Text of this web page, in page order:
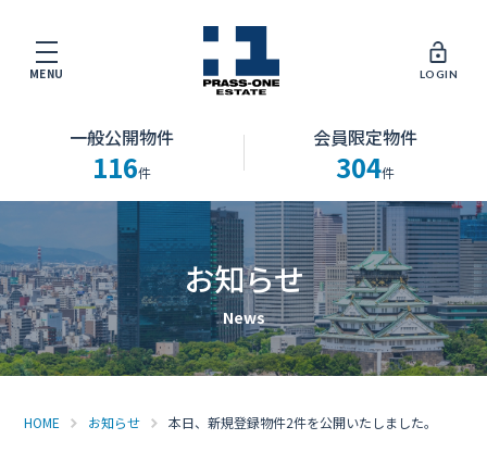
MENU LOGIN
一般公開物件
116件
会員限定物件
304件
お知らせ
HOME お知らせ 本日、新規登録物件2件を公開いたしました。